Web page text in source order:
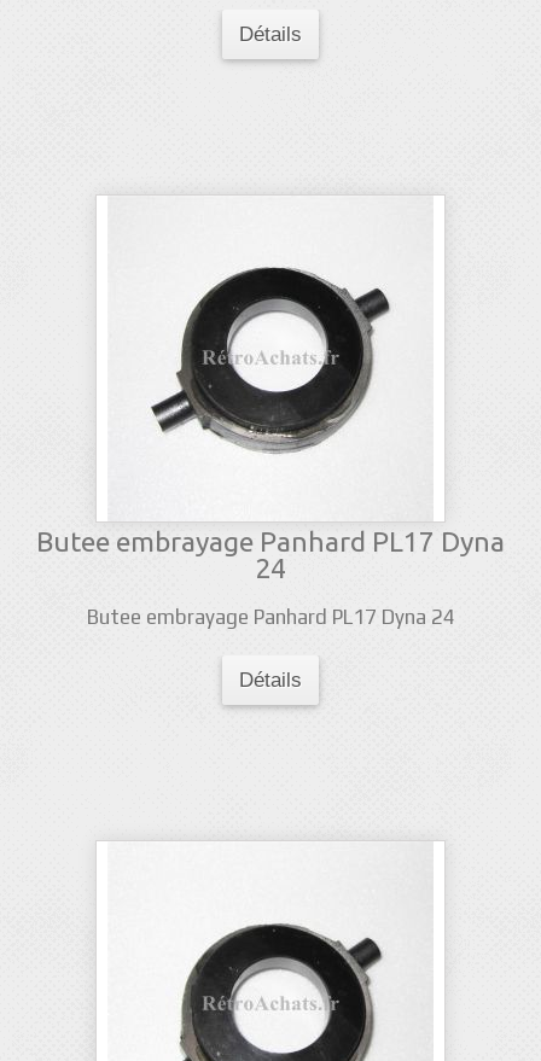
Détails
Butee embrayage Panhard PL17 Dyna
24
Butee embrayage Panhard PL17 Dyna 24
Détails